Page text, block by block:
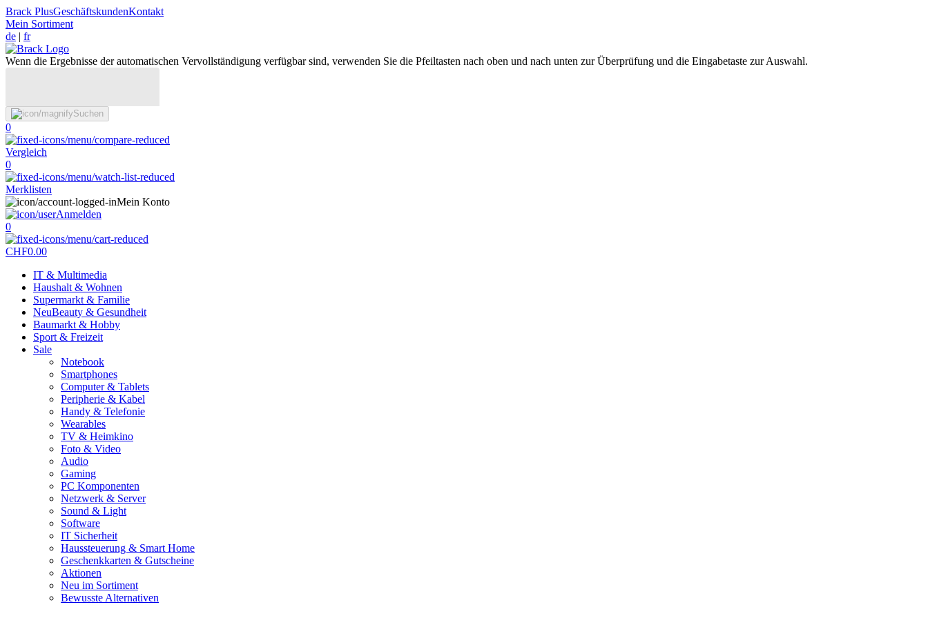
Brack PlusGeschäftskundenKontakt
Mein Sortiment
de | fr
Wenn die Ergebnisse der automatischen Vervollständigung verfügbar sind, verwenden Sie die Pfeiltasten nach oben und nach unten zur Überprüfung und die Eingabetaste zur Auswahl.
Suchen
0
Vergleich
0
Merklisten
Mein Konto
Anmelden
0
CHF0.00
IT & Multimedia
Haushalt & Wohnen
Supermarkt & Familie
NeuBeauty & Gesundheit
Baumarkt & Hobby
Sport & Freizeit
Sale
Notebook
Smartphones
Computer & Tablets
Peripherie & Kabel
Handy & Telefonie
Wearables
TV & Heimkino
Foto & Video
Audio
Gaming
PC Komponenten
Netzwerk & Server
Sound & Light
Software
IT Sicherheit
Haussteuerung & Smart Home
Geschenkkarten & Gutscheine
Aktionen
Neu im Sortiment
Bewusste Alternativen